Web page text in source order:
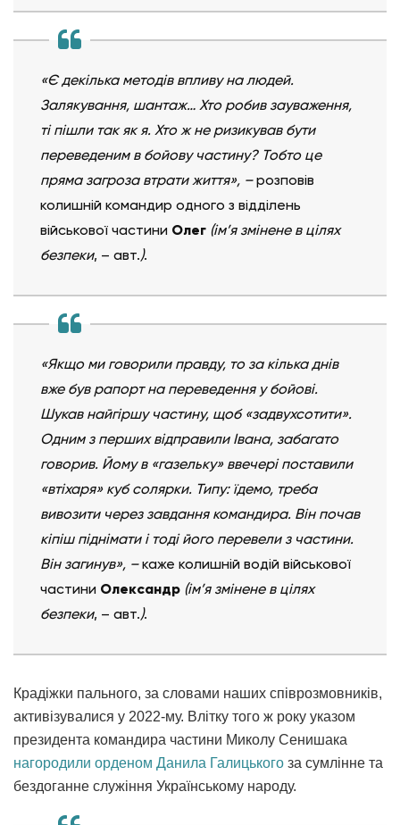
«Є декілька методів впливу на людей.
Залякування, шантаж… Хто робив зауваження,
ті пішли так як я. Хто ж не ризикував бути
переведеним в бойову частину? Тобто це
пряма загроза втрати життя», –розповів
колишній командир одного з відділень
військової частини Олег (ім’я змінене в цілях
безпеки, – авт.).
«Якщо ми говорили правду, то за кілька днів
вже був рапорт на переведення у бойові.
Шукав найгіршу частину, щоб «задвухсотити».
Одним з перших відправили Івана, забагато
говорив. Йому в «газельку» ввечері поставили
«втіхаря» куб солярки. Типу: їдемо, треба
вивозити через завдання командира. Він почав
кіпіш піднімати і тоді його перевели з частини.
Він загинув», –каже колишній водій військової
частини Олександр (ім’я змінене в цілях
безпеки, – авт.).
Крадіжки пального, за словами наших співрозмовників,
активізувалися у 2022-му. Влітку того ж року указом
президента командира частини Миколу Сенишака
нагородили орденом Данила Галицького за сумлінне та
бездоганне служіння Українському народу.